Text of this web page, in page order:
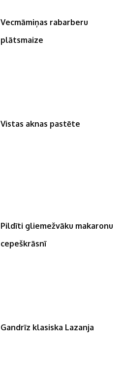
Vecmāmiņas rabarberu
plātsmaize
Vistas aknas pastēte
Pildīti gliemežvāku makaronu
cepeškrāsnī
Gandrīz klasiska Lazanja